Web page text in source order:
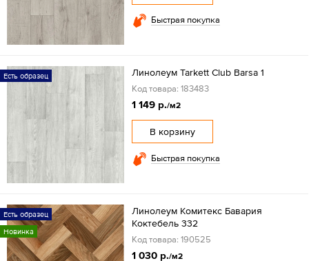
Быстрая покупка
Есть образец Линолеум Tarkett Club Barsa 1
Код товара: 183483
1 149 р./м2
В корзину
Быстрая покупка
Есть образец
Новинка
Линолеум Комитекс Бавария
Коктебель 332
Код товара: 190525
1 030 р./м2